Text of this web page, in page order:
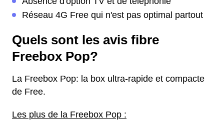
Réseau 4G Free qui n'est pas optimal partout
Quels sont les avis fibre
Freebox Pop?
La Freebox Pop: la box ultra-rapide et compacte
de Free.
Les plus de la Freebox Pop :